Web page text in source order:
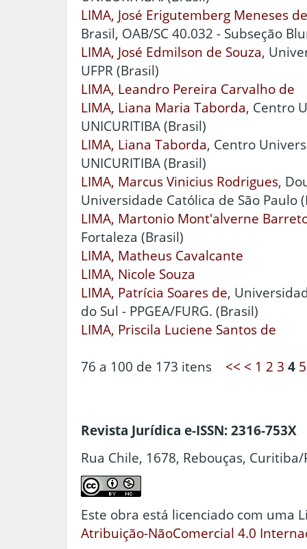
LIMA, José Erigutemberg Meneses de
Brasil, OAB/SC 40.032 - Subseção
LIMA, José Edmilson de Souza,
UFPR (Brasil)
LIMA, Leandro Pereira Carvalho de
LIMA, Liana Maria Taborda, Centro
UNICURITIBA (Brasil)
LIMA, Liana Taborda, Centro
UNICURITIBA (Brasil)
LIMA, Marcus Vinicius Rodrigues,
Universidade Católica de São Paulo
LIMA, Martonio Mont'alverne
Fortaleza (Brasil)
LIMA, Matheus Cavalcante
LIMA, Nicole Souza
LIMA, Patrícia Soares de,
do Sul - PPGEA/FURG. (Brasil)
LIMA, Priscila Luciene Santos de
76 a 100 de 173 itens << < 1 2 3 4 5
Revista Jurídica e-ISSN: 2316-753X
Rua Chile, 1678, Rebouças, Curitiba/
Este obra está licenciado com uma
Atribuição-NãoComercial 4.0